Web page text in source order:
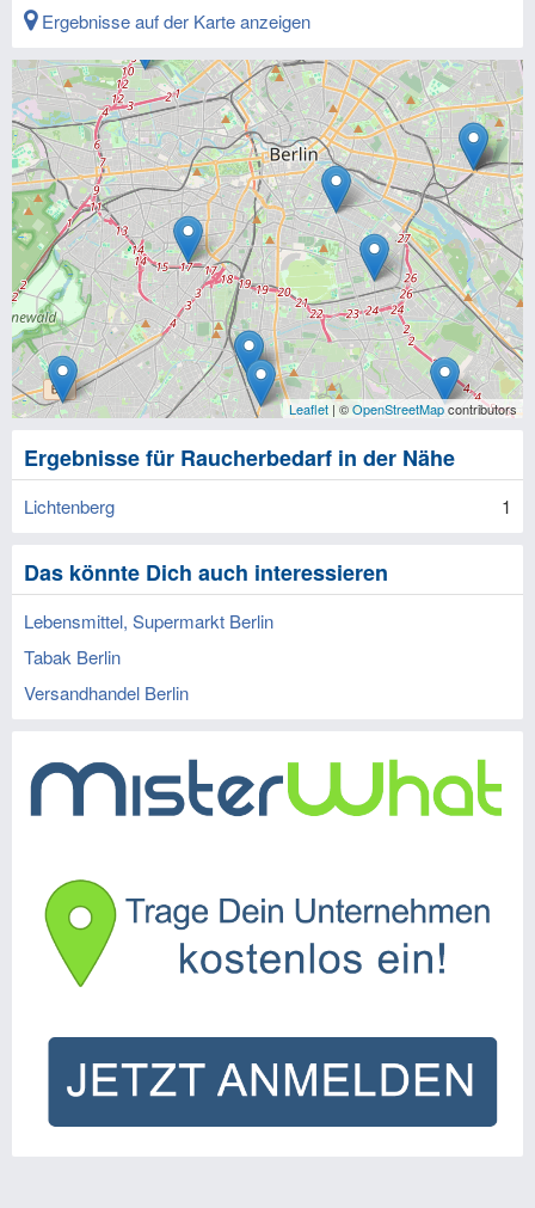
Ergebnisse auf der Karte anzeigen
Leaflet | ©OpenStreetMapcontributors
Ergebnisse für Raucherbedarf in der Nähe
Lichtenberg 1
Das könnte Dich auch interessieren
Lebensmittel, Supermarkt Berlin
Tabak Berlin
Versandhandel Berlin